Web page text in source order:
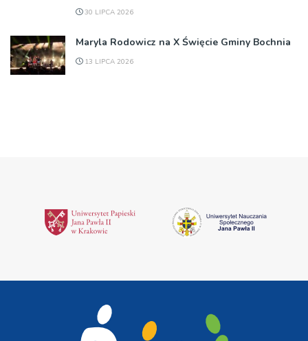
30 LIPCA 2026
Maryla Rodowicz na X Święcie Gminy Bochnia
13 LIPCA 2026